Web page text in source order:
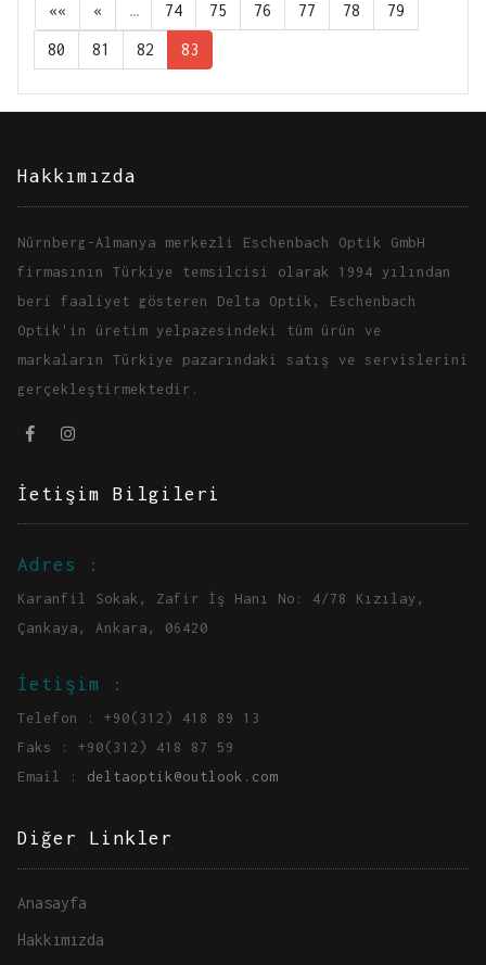
«« « … 74 75 76 77 78 79
80 81 82 83
Hakkımızda
Nürnberg-Almanya merkezli Eschenbach Optik GmbH
firmasının Türkiye temsilcisi olarak 1994 yılından
beri faaliyet gösteren Delta Optik, Eschenbach
Optik'in üretim yelpazesindeki tüm ürün ve
markaların Türkiye pazarındaki satış ve servislerini
gerçekleştirmektedir.
İetişim Bilgileri
Adres :
Karanfil Sokak, Zafir İş Hanı No: 4/78 Kızılay,
Çankaya, Ankara, 06420
İetişim :
Telefon : +90(312) 418 89 13
Faks : +90(312) 418 87 59
Email : deltaoptik@outlook.com
Diğer Linkler
Anasayfa
Hakkımızda